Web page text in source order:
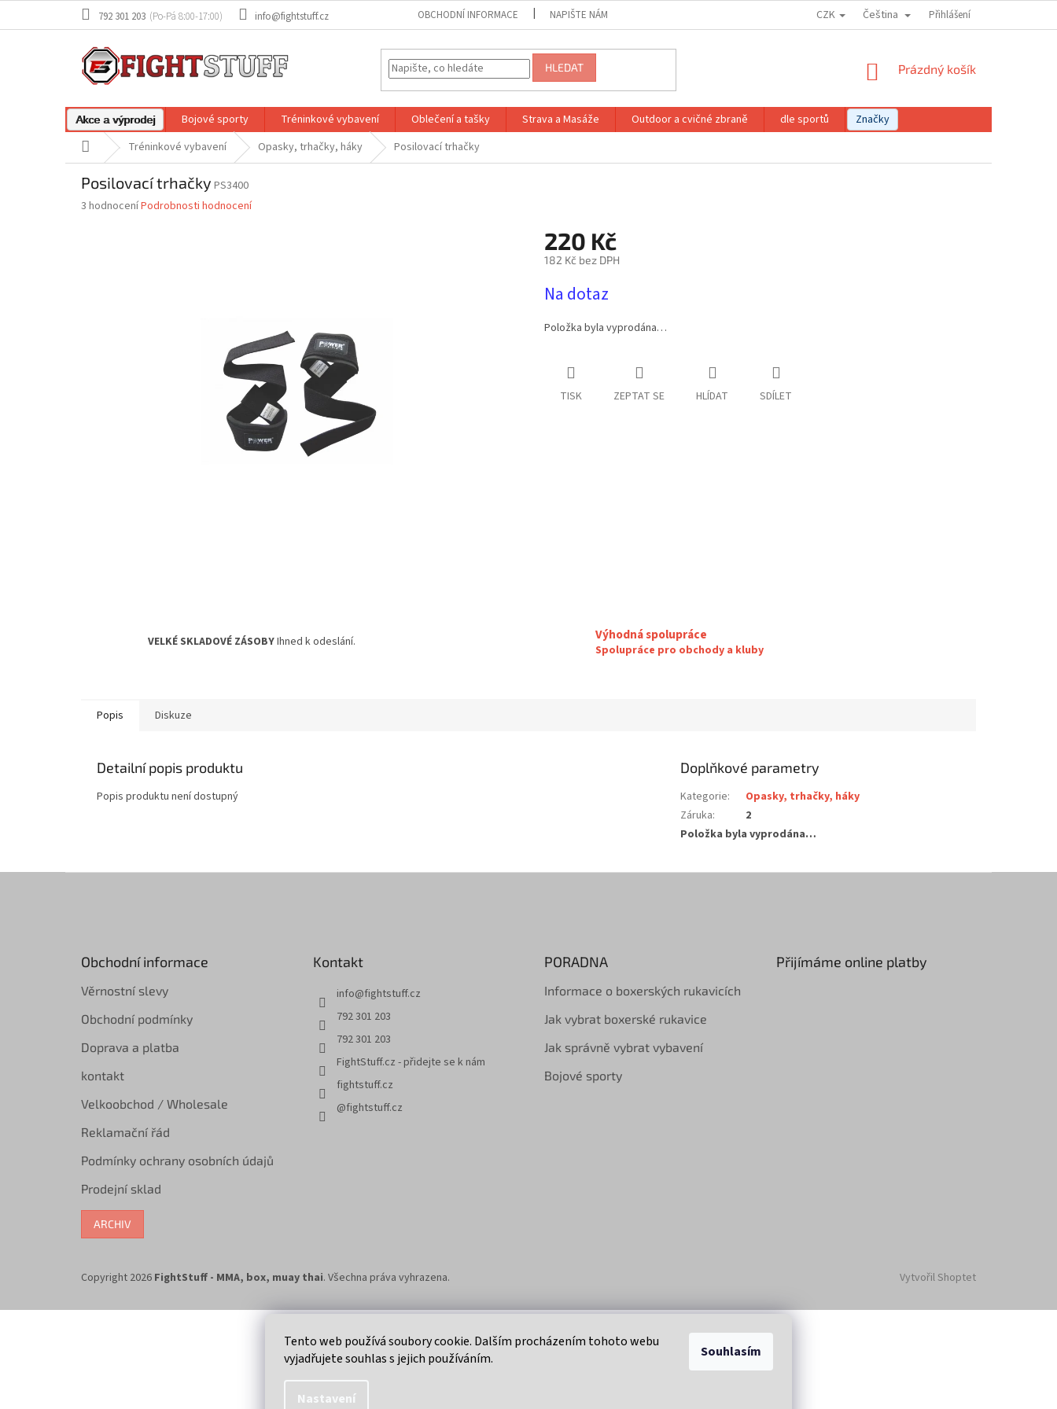
Tento web používá soubory cookie. Dalším procházením tohoto webu
vyjadřujete souhlas s jejich používáním.
Nastavení
Souhlasím
792 301 203 info@fightstuff.cz OBCHODNÍ INFORMACE NAPIŠTE NÁM CZK Čeština Přihlášení
HLEDAT
NÁKUPNÍ
Prázdný košík
Akce a výprodej Bojové sporty Tréninkové vybavení Oblečení a tašky Strava a Masáže Outdoor a cvičné zbraně dle sportů
Značky
Domů Tréninkové vybavení Opasky, trhačky, háky Posilovací trhačky
Posilovací trhačky PS3400
Průměrné
3 hodnoceníPodrobnosti hodnocení
220 Kč
182 Kč bez DPH
cena:
Na dotaz
Položka byla vyprodána…
TISK ZEPTAT SE HLÍDAT SDÍLET
VELKÉ SKLADOVÉ ZÁSOBYIhned k odeslání. Výhodná spolupráce
Spolupráce pro obchody a kluby
Popis Diskuze
Detailní popis produktu
Popis produktu není dostupný
Doplňkové parametry
Kategorie:
Opasky, trhačky, háky
Záruka:
2
Položka byla vyprodána…
Obchodní informace
Věrnostní slevy
Obchodní podmínky
Doprava a platba
kontakt
Velkoobchod / Wholesale
Reklamační řád
Podmínky ochrany osobních údajů
Prodejní sklad
ARCHIV
Kontakt
info@fightstuff.cz
792 301 203
792 301 203
FightStuff.cz - přidejte se k nám
fightstuff.cz
@fightstuff.cz
PORADNA
Informace o boxerských rukavicích
Jak vybrat boxerské rukavice
Jak správně vybrat vybavení
Bojové sporty
Přijímáme online platby
Vytvořil Shoptet
Copyright 2026 FightStuff - MMA, box, muay thai. Všechna práva vyhrazena.
Klikni na super eshop pro cyklisty a bikery.